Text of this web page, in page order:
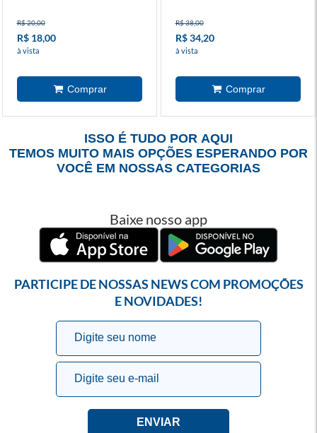
R$ 20,00
R$ 18,00
à vista
R$ 38,00
R$ 34,20
à vista
ISSO É TUDO POR AQUI
TEMOS MUITO MAIS OPÇÕES ESPERANDO POR
VOCÊ EM NOSSAS CATEGORIAS
Baixe nosso app
PARTICIPE DE NOSSAS NEWS COM PROMOÇÕES
E NOVIDADES!